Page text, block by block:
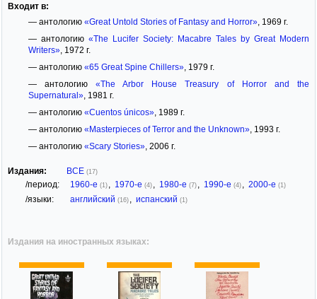
Входит в:
— антологию «Great Untold Stories of Fantasy and Horror», 1969 г.
— антологию «The Lucifer Society: Macabre Tales by Great Modern
Writers», 1972 г.
— антологию «65 Great Spine Chillers», 1979 г.
— антологию«The Arbor House Treasury of Horror and the
Supernatural», 1981 г.
— антологию «Cuentos únicos», 1989 г.
— антологию «Masterpieces of Terror and the Unknown», 1993 г.
— антологию «Scary Stories», 2006 г.
Издания: ВСЕ (17)
/период: 1960-е (1) 1970-е (4) 1980-е (7) 1990-е (4) 2000-е (1)
/языки: английский (16) испанский (1)
Издания на иностранных языках: